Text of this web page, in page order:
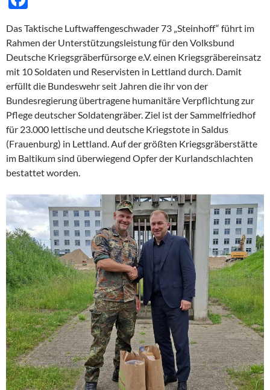
e
b
o
o
k
Das Taktische Luftwaffengeschwader 73 „Steinhoff“ führt im
Rahmen der Unterstützungsleistung für den Volksbund
Deutsche Kriegsgräberfürsorge e.V. einen Kriegsgräbereinsatz
mit 10 Soldaten und Reservisten in Lettland durch. Damit
erfüllt die Bundeswehr seit Jahren die ihr von der
Bundesregierung übertragene humanitäre Verpflichtung zur
Pflege deutscher Soldatengräber. Ziel ist der Sammelfriedhof
für 23.000 lettische und deutsche Kriegstote in Saldus
(Frauenburg) in Lettland. Auf der größten Kriegsgräberstätte
im Baltikum sind überwiegend Opfer der Kurlandschlachten
bestattet worden.